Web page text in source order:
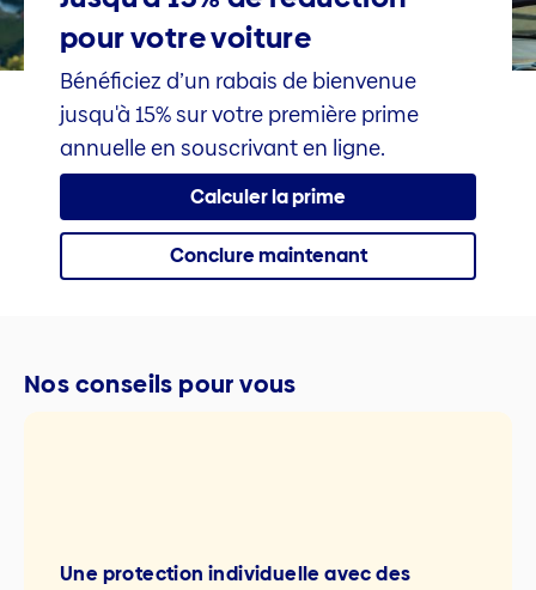
pour votre voiture
Bénéficiez d’un rabais de bienvenue
jusqu'à 15% sur votre première prime
annuelle en souscrivant en ligne.
Calculer la prime
Conclure maintenant
Nos conseils pour vous
Une protection individuelle avec des